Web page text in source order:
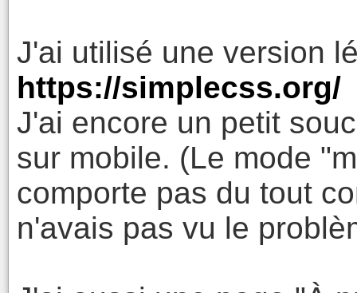
J'ai utilisé une version
https://simplecss.org/
J'ai encore un petit
sur mobile. (Le mode
comporte pas du tout
n'avais pas vu le